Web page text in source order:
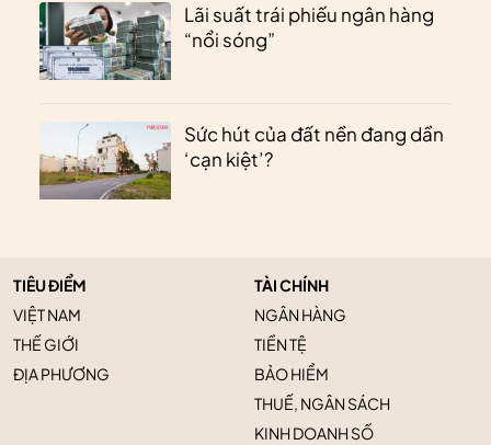
Lãi suất trái phiếu ngân hàng
“nổi sóng”
Sức hút của đất nền đang dần
‘cạn kiệt’?
TIÊU ĐIỂM
VIỆT NAM
THẾ GIỚI
ĐỊA PHƯƠNG
TÀI CHÍNH
NGÂN HÀNG
TIỀN TỆ
BẢO HIỂM
THUẾ, NGÂN SÁCH
KINH DOANH SỐ